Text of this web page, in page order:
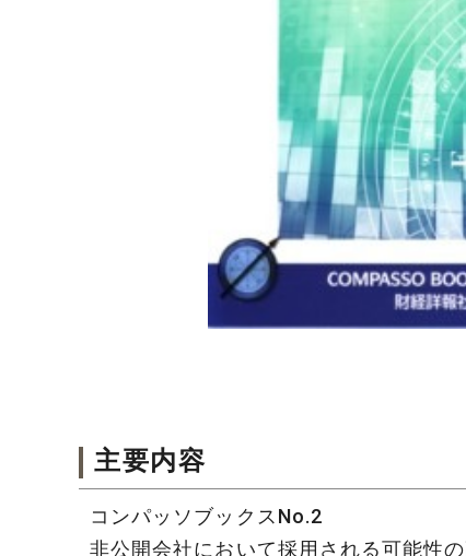
主要内容
コンパッソブックスNo.2
非公開会社において採用される可能性